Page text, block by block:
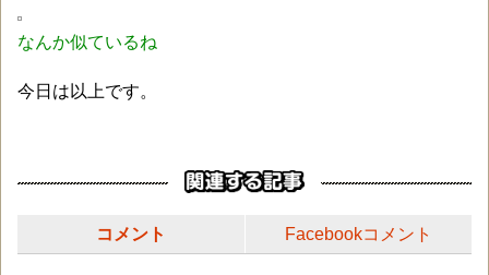
なんか似ているね
今日は以上です。
コメント Facebookコメント